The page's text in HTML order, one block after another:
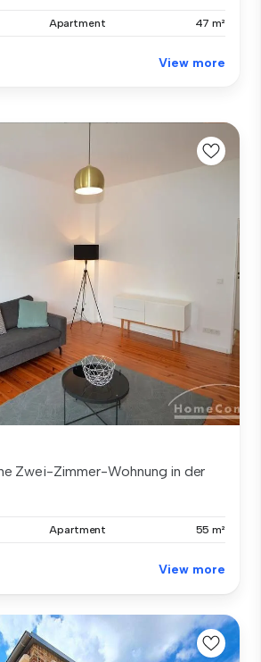
Apartment 47 m²
View more
Zwei-Zimmer-Wohnung in der
Apartment 55 m²
View more